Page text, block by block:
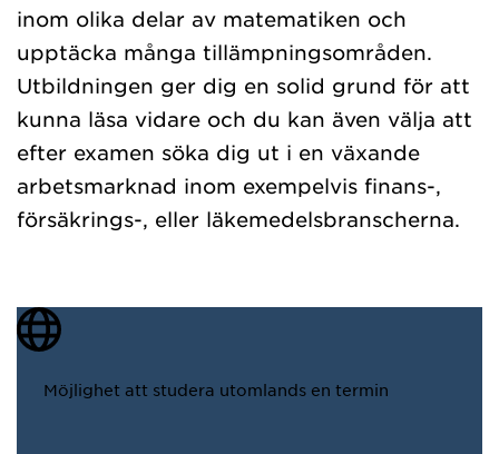
inom olika delar av matematiken och
upptäcka många tillämpningsområden.
Utbildningen ger dig en solid grund för att
kunna läsa vidare och du kan även välja att
efter examen söka dig ut i en växande
arbetsmarknad inom exempelvis finans-,
försäkrings-, eller läkemedelsbranscherna.
Möjlighet att studera utomlands en termin